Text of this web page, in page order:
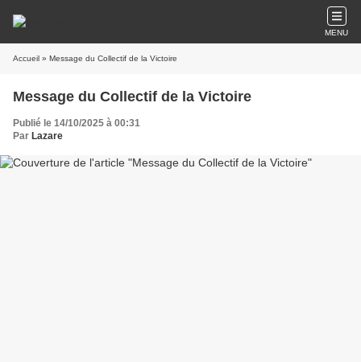
MENU
Accueil » Message du Collectif de la Victoire
Message du Collectif de la Victoire
Publié le 14/10/2025 à 00:31
Par Lazare